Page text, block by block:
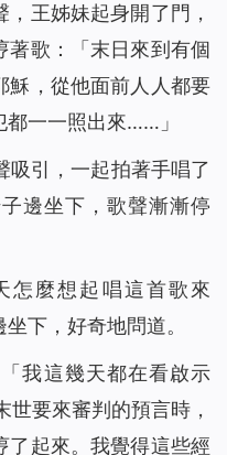
王姊妹起身開了門，
著歌：「末日來到有個
穌，從他面前人人都要
都一一照出來……」
吸引，一起拍著手唱了
邊坐下，歌聲漸漸停
怎麼想起唱這首歌來
下，好奇地問道。
我這幾天都在看啟示
要來審判的預言時，
了起來。我覺得這些經